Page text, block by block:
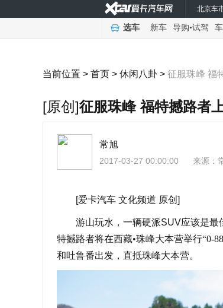
北京车
选车 新车 导购•试驾
当前位置 > 首页 > 休闲八卦 > 征服珠峰 福
[原创]征服珠峰 福特撼路者
常旭
2017-03-27 00:00:00 来源：
[爱卡汽车 文化频道 原创]
游山玩水，一辆硬派SUV应该是最佳
特撼路者将在西藏•珠峰大本营举行“0-
和吐鲁番出发，直抵珠峰大本营。